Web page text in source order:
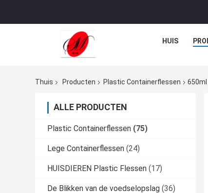
HUIS
Thuis Producten Plastic Containerflessen
ALLE PRODUCTEN
Plastic Containerflessen (75)
Lege Containerflessen (24)
HUISDIEREN Plastic Flessen (17)
De Blikken van de voedselopslag (36)